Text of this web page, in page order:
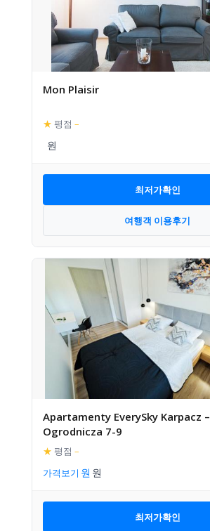
Mon Plaisir
★ 평점 –
최저가확인
여행객 이용후기
Apartamenty EverySky Karpacz –
Ogrodnicza 7-9
★ 평점 –
가격보기
최저가확인